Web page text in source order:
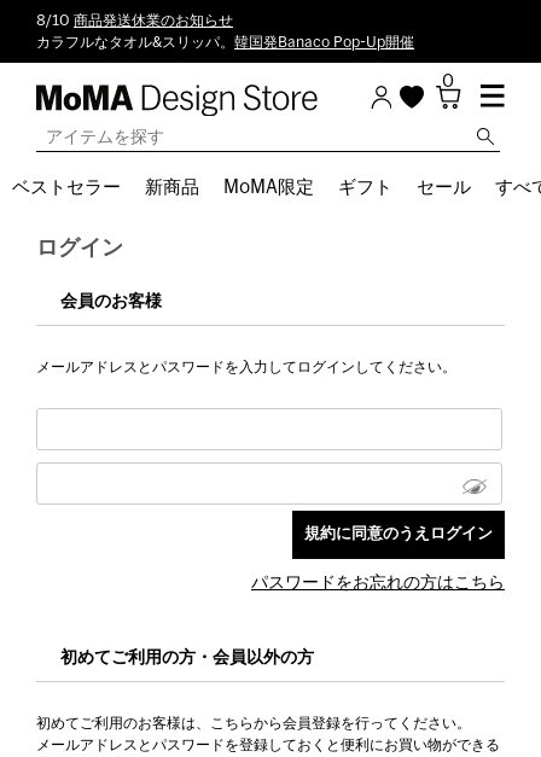
8/10 商品発送休業のお知らせ
カラフルなタオル&スリッパ。 韓国発Banaco Pop-Up開催
0
ベストセラー 新商品 MoMA限定 ギフト セール すべ
ログイン
会員のお客様
メールアドレスとパスワードを入力してログインしてください。
パスワードをお忘れの方はこちら
初めてご利用の方・会員以外の方
初めてご利用のお客様は、こちらから会員登録を行ってください。
メールアドレスとパスワードを登録しておくと便利にお買い物ができる